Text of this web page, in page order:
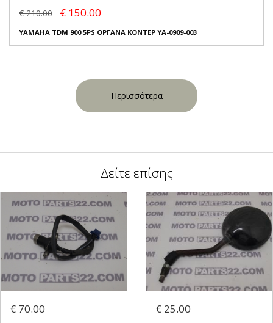
€ 210.00 € 150.00
YAMAHA TDM 900 5PS ΟΡΓΑΝΑ ΚΟΝΤΕΡ YA-0909-003
Περισσότερα
Δείτε επίσης
€ 70.00 € 25.00